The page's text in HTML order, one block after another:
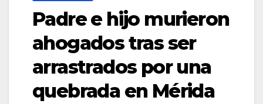
Padre e hijo murieron
ahogados tras ser
arrastrados por una
quebrada en Mérida